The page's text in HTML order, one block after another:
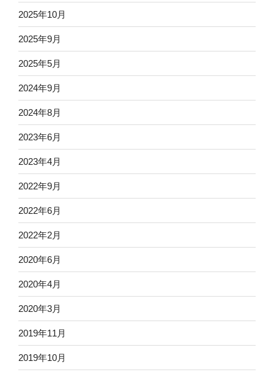
2025年10月
2025年9月
2025年5月
2024年9月
2024年8月
2023年6月
2023年4月
2022年9月
2022年6月
2022年2月
2020年6月
2020年4月
2020年3月
2019年11月
2019年10月